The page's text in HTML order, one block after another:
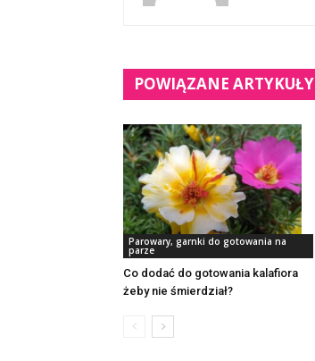
POWIĄZANE ARTYKUŁY
Parowary, garnki do gotowania na
parze
Co dodać do gotowania kalafiora
żeby nie śmierdział?